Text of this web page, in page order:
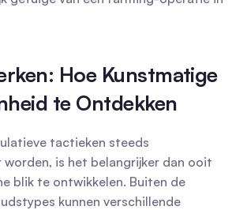
Hoe Kunstmatige
te Ontdekken
tactieken steeds
worden, is het belangrijker dan ooit
blik te ontwikkelen. Buiten de
kunnen verschillende